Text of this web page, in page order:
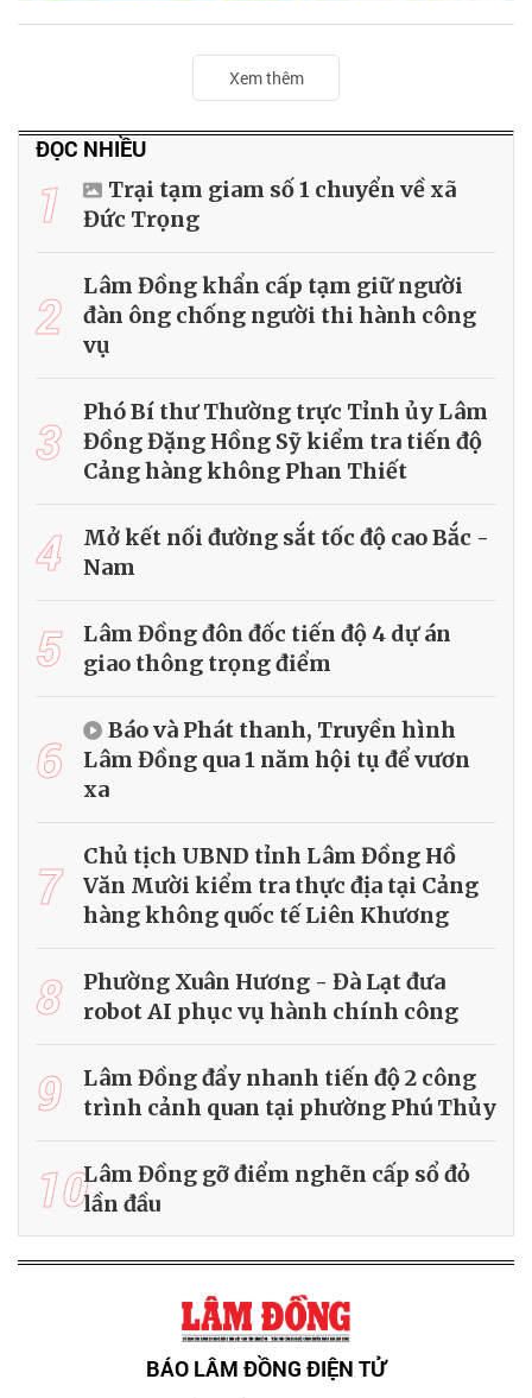
Xem thêm
ĐỌC NHIỀU
1
Trại tạm giam số 1 chuyển về xã
Đức Trọng
2
Lâm Đồng khẩn cấp tạm giữ người
đàn ông chống người thi hành công
vụ
3
Phó Bí thư Thường trực Tỉnh ủy Lâm
Đồng Đặng Hồng Sỹ kiểm tra tiến độ
Cảng hàng không Phan Thiết
4
Mở kết nối đường sắt tốc độ cao Bắc -
Nam
5
Lâm Đồng đôn đốc tiến độ 4 dự án
giao thông trọng điểm
6
Báo và Phát thanh, Truyền hình
Lâm Đồng qua 1 năm hội tụ để vươn
xa
7
Chủ tịch UBND tỉnh Lâm Đồng Hồ
Văn Mười kiểm tra thực địa tại Cảng
hàng không quốc tế Liên Khương
8
Phường Xuân Hương - Đà Lạt đưa
robot AI phục vụ hành chính công
9
Lâm Đồng đẩy nhanh tiến độ 2 công
trình cảnh quan tại phường Phú Thủy
10Lâm Đồng gỡ điểm nghẽn cấp sổ đỏ
lần đầu
BÁO LÂM ĐỒNG ĐIỆN TỬ